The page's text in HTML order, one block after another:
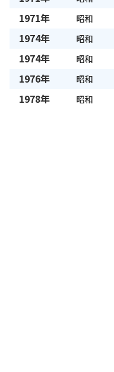
1971年 昭和
1974年 昭和
1974年 昭和
1976年 昭和
1978年 昭和